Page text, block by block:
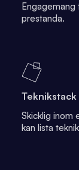
prestanda.
Teknikstack
Skicklig inom
kan lista